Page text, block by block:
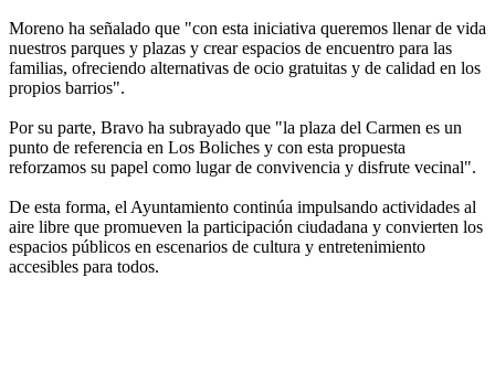
Moreno ha señalado que "con esta iniciativa queremos llenar de vida
nuestros parques y plazas y crear espacios de encuentro para las
familias, ofreciendo alternativas de ocio gratuitas y de calidad en los
propios barrios".
Por su parte, Bravo ha subrayado que "la plaza del Carmen es un
punto de referencia en Los Boliches y con esta propuesta
reforzamos su papel como lugar de convivencia y disfrute vecinal".
De esta forma, el Ayuntamiento continúa impulsando actividades al
aire libre que promueven la participación ciudadana y convierten los
espacios públicos en escenarios de cultura y entretenimiento
accesibles para todos.